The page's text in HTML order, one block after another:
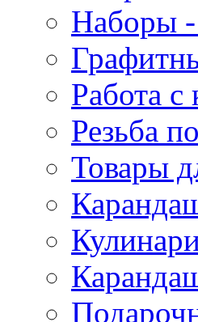
Наборы -
Работа с
Резьба
Товары